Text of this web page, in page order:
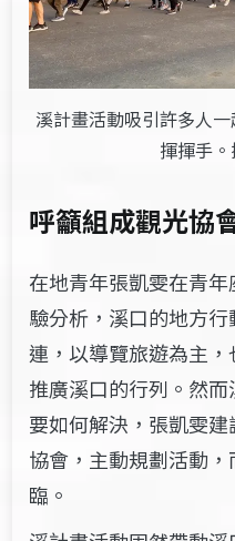
溪計畫活動吸引許多人
揮揮手
呼籲組成觀光協
在地青年張凱雯在青
驗分析，溪口的地方
連，以導覽旅遊為主
推廣溪口的行列。然而
要如何解決，張凱雯
協會，主動規劃活動
臨。